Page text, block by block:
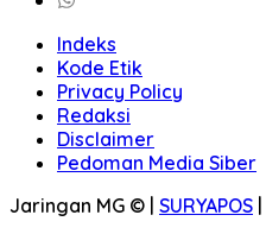
Indeks
Kode Etik
Privacy Policy
Redaksi
Disclaimer
Pedoman Media Siber
Jaringan MG © | SURYAPOS |